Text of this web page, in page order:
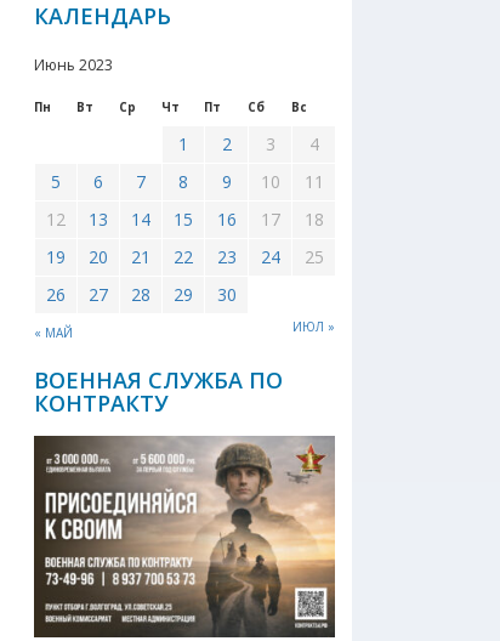
КАЛЕНДАРЬ
Июнь 2023
Пн Вт Ср Чт Пт Сб Вс
« МАЙ ИЮЛ »
1 2 3
4
5
6 7 8 9 10
11
12
13 14 15 16 17
18
19
20 21 22 23 24
25
26
27 28 29 30
ВОЕННАЯ СЛУЖБА ПО
КОНТРАКТУ